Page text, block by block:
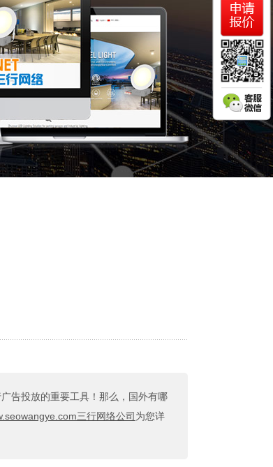
告投放的重要工具！那么，国外有哪
三行网络公司 为您详